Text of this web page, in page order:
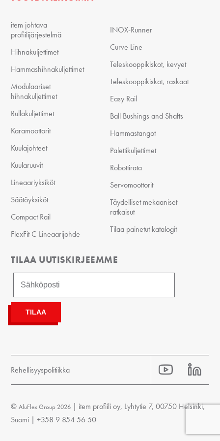
item johtava
profiilijärjestelmä
Hihnakuljettimet
Hammashihnakuljettimet
Modulaariset
hihnakuljettimet
Rullakuljettimet
Karamoottorit
Kuulajohteet
Kuularuuvit
Lineaariyksiköt
Säätöyksiköt
Compact Rail
FlexFit C-Lineaarijohde
INOX-Runner
Curve Line
Teleskooppikiskot, kevyet
Teleskooppikiskot, raskaat
Easy Rail
Ball Bushings and Shafts
Hammastangot
Palettikuljettimet
Robottirata
Servomoottorit
Täydelliset mekaaniset
ratkaisut
Tilaa painetut katalogit
TILAA UUTISKIRJEEMME
©AluFlex Group 2026 | item profiili oy, Lyhtytie 7, 00750 Helsinki,
Suomi |+358 9 854 56 50
Rehellisyyspolitiikka